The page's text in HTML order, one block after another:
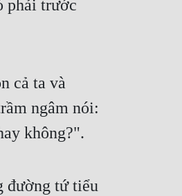
phải trước
cả ta và
ngâm nói:
không?".
đường tứ tiểu